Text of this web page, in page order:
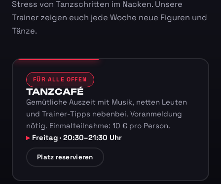
Stress von Tanzschritten im Nacken. Unsere
Trainer zeigen euch jede Woche neue Figuren und
Tänze.
FÜR ALLE OFFEN
TANZCAFÉ
Gemütliche Auszeit mit Musik, netten Leuten
und Trainer-Tipps nebenbei. Voranmeldung
nötig. Einmalteilnahme: 10 € pro Person.
Freitag · 20:30–21:30 Uhr
Platz reservieren